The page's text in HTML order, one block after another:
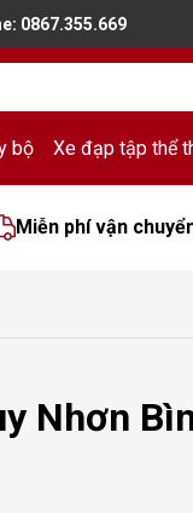
0867.355.669
Miễn phí vận
bộ Xe đạp tập thể
Nhơn